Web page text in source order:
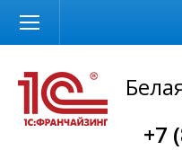
Размер шрифта
+7